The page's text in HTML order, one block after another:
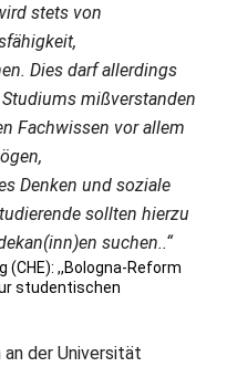
stets von
Dies darf allerdings
mißverstanden
Fachwissen vor allem
Denken und soziale
sollten hierzu
suchen..“
,,Bologna-Reform
studentischen
der Universität